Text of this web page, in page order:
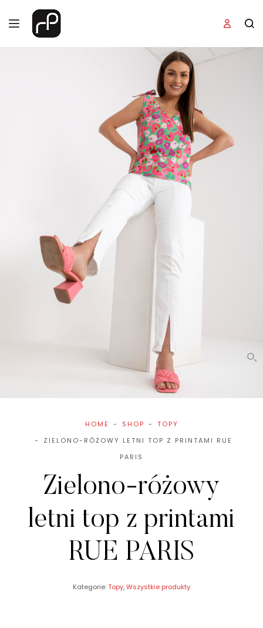
HOME SHOP
TOPY
ZIELONO-RÓŻOWY LETNI TOP Z PRINTAMI RUE
PARIS
Zielono-różowy
letni top z printami
RUE PARIS
Kategorie:Topy,Wszystkie produkty